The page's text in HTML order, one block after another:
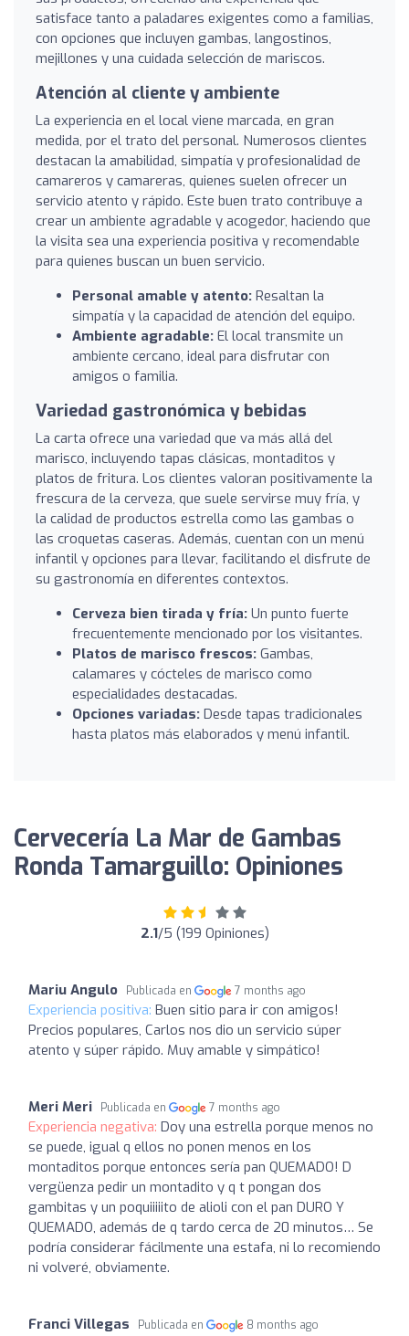
satisface tanto a paladares exigentes como a familias,
con opciones que incluyen gambas, langostinos,
mejillones y una cuidada selección de mariscos.
Atención al cliente y ambiente
La experiencia en el local viene marcada, en gran
medida, por el trato del personal. Numerosos clientes
destacan la amabilidad, simpatía y profesionalidad de
camareros y camareras, quienes suelen ofrecer un
servicio atento y rápido. Este buen trato contribuye a
crear un ambiente agradable y acogedor, haciendo que
la visita sea una experiencia positiva y recomendable
para quienes buscan un buen servicio.
Personal amable y atento: Resaltan la
simpatía y la capacidad de atención del equipo.
Ambiente agradable: El local transmite un
ambiente cercano, ideal para disfrutar con
amigos o familia.
Variedad gastronómica y bebidas
La carta ofrece una variedad que va más allá del
marisco, incluyendo tapas clásicas, montaditos y
platos de fritura. Los clientes valoran positivamente la
frescura de la cerveza, que suele servirse muy fría, y
la calidad de productos estrella como las gambas o
las croquetas caseras. Además, cuentan con un menú
infantil y opciones para llevar, facilitando el disfrute de
su gastronomía en diferentes contextos.
Cerveza bien tirada y fría: Un punto fuerte
frecuentemente mencionado por los visitantes.
Platos de marisco frescos: Gambas,
calamares y cócteles de marisco como
especialidades destacadas.
Opciones variadas: Desde tapas tradicionales
hasta platos más elaborados y menú infantil.
Cervecería La Mar de Gambas
Ronda Tamarguillo: Opiniones
2.1/5 (199 Opiniones)
Mariu Angulo Publicada en 7 months ago
Experiencia positiva: Buen sitio para ir con amigos!
Precios populares, Carlos nos dio un servicio súper
atento y súper rápido. Muy amable y simpático!
Meri Meri Publicada en 7 months ago
Experiencia negativa: Doy una estrella porque menos no
se puede, igual q ellos no ponen menos en los
montaditos porque entonces sería pan QUEMADO! D
vergüenza pedir un montadito y q t pongan dos
gambitas y un poquiiiiito de alioli con el pan DURO Y
QUEMADO, además de q tardo cerca de 20 minutos… Se
podría considerar fácilmente una estafa, ni lo recomiendo
ni volveré, obviamente.
Franci Villegas Publicada en 8 months ago